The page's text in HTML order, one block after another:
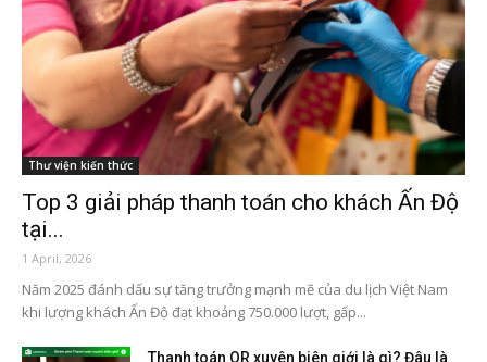
Thư viện kiến thức
Top 3 giải pháp thanh toán cho khách Ấn Độ
tại...
1 April, 2026
Năm 2025 đánh dấu sự tăng trưởng mạnh mẽ của du lịch Việt Nam
khi lượng khách Ấn Độ đạt khoảng 750.000 lượt, gấp...
Thanh toán QR xuyên biên giới là gì? Đâu là